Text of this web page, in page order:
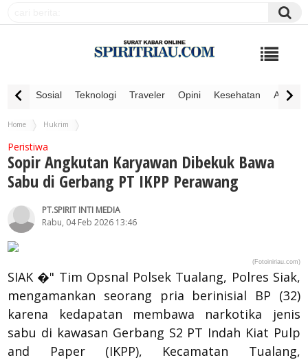
Sosial Teknologi Traveler Opini Kesehatan
Home
Hukrim
Peristiwa
Sopir Angkutan Karyawan Dibekuk Bawa
Sabu di Gerbang PT IKPP Perawang
PT.SPIRIT INTI MEDIA
Rabu, 04 Feb 2026 13:46
(Fotoiniriau.com)
SIAK �" Tim Opsnal Polsek Tualang, Polres Siak,
mengamankan seorang pria berinisial BP (32)
karena kedapatan membawa narkotika jenis
sabu di kawasan Gerbang S2 PT Indah Kiat Pulp
and Paper (IKPP), Kecamatan Tualang,